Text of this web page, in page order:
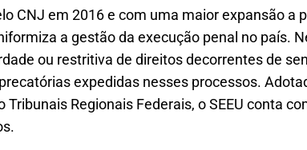
CNJ em 2016 e com uma maior expansão a
a gestão da execução penal no país.
ou restritiva de direitos decorrentes de
expedidas nesses processos.
Regionais Federais, o SEEU conta